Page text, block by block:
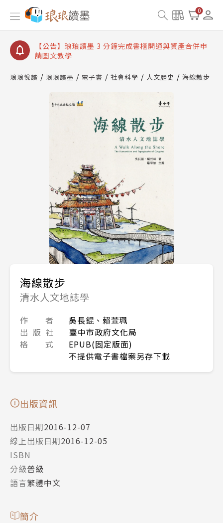
0
【公告】琅琅讀墨數位閱讀資產合併與書櫃開通申請
【公告】琅琅讀墨書櫃開通常見問題
【公告】琅琅讀墨 3 分鐘完成書櫃開通與資產合併申
請圖文教學
查詢
【公告】琅琅讀墨數位閱讀資產合併與書櫃開通申請
琅琅悅讀 琅琅讀墨 電子書 社會科學 人文歷史 海線散步
海線散步
清水人文地誌學
作 者
吳長錕、賴萱珮
出 版 社
臺中市政府文化局
格 式
EPUB(固定版面)
不提供電子書檔案另存下載
出版資訊
出版日期2016-12-07
線上出版日期2016-12-05
ISBN
分級普級
語言繁體中文
簡介